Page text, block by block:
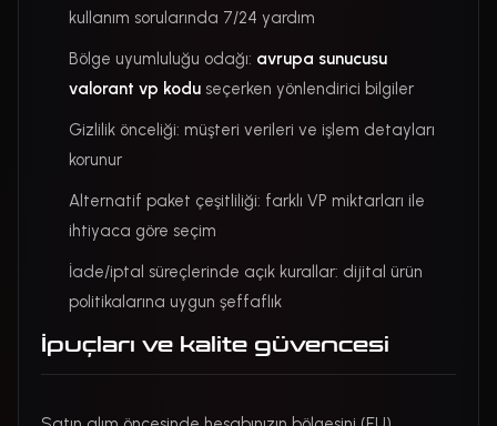
kullanım sorularında 7/24 yardım
Bölge uyumluluğu odağı: avrupa sunucusu
valorant vp kodu seçerken yönlendirici bilgiler
Gizlilik önceliği: müşteri verileri ve işlem detayları
korunur
Alternatif paket çeşitliliği: farklı VP miktarları ile
ihtiyaca göre seçim
İade/iptal süreçlerinde açık kurallar: dijital ürün
politikalarına uygun şeffaflık
İpuçları ve kalite güvencesi